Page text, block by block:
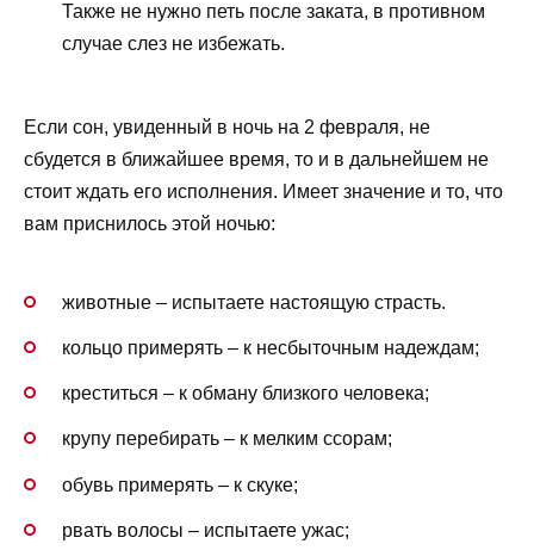
Также не нужно петь после заката, в противном
случае слез не избежать.
Если сон, увиденный в ночь на 2 февраля, не
сбудется в ближайшее время, то и в дальнейшем не
стоит ждать его исполнения. Имеет значение и то, что
вам приснилось этой ночью:
животные – испытаете настоящую страсть.
кольцо примерять – к несбыточным надеждам;
креститься – к обману близкого человека;
крупу перебирать – к мелким ссорам;
обувь примерять – к скуке;
рвать волосы – испытаете ужас;